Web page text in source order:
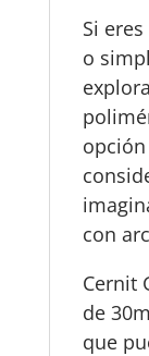
Si
o
con
Cernit
de
que